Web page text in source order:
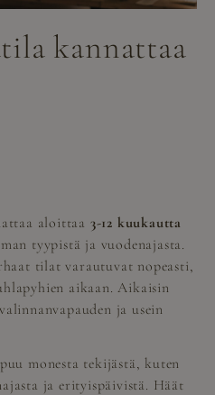
kannattaa
aloittaa 3-12 kuukautta
tyypistä ja vuodenajasta.
tilat varautuvat nopeasti,
aikaan. Aikaisin
ja usein
monesta tekijästä, kuten
ja erityispäivistä. Häät